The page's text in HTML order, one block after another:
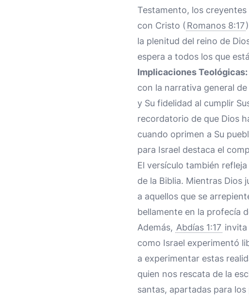
Testamento, los
con Cristo ( Romanos 8:17
la plenitud del reino de
espera a todos los que
Implicaciones Teológicas:
con la narrativa general
y Su fidelidad al cumplir
recordatorio de que Dios
cuando oprimen a Su
para Israel destaca el
El versículo también
de la Biblia. Mientras Dios
a aquellos que se
bellamente en la profecía
Además, Abdías 1:17 invita
como Israel experimentó
a experimentar estas
quien nos rescata de la
santas, apartadas para